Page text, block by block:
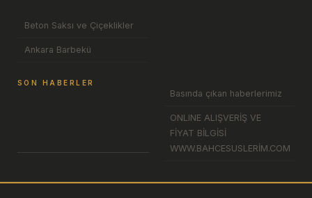
Beton Saksı ve Çiçeklikler
Ankara Barbekü
SON HABERLER
Basında çıkan haberlerimiz
ONLINE ALIŞVERİŞ VE
FİYAT BİLGİSİ
WWW.BAHCESUSLERİM.COM